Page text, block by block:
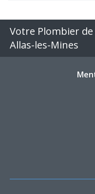
Votre Plombier
Allas-les-Mines